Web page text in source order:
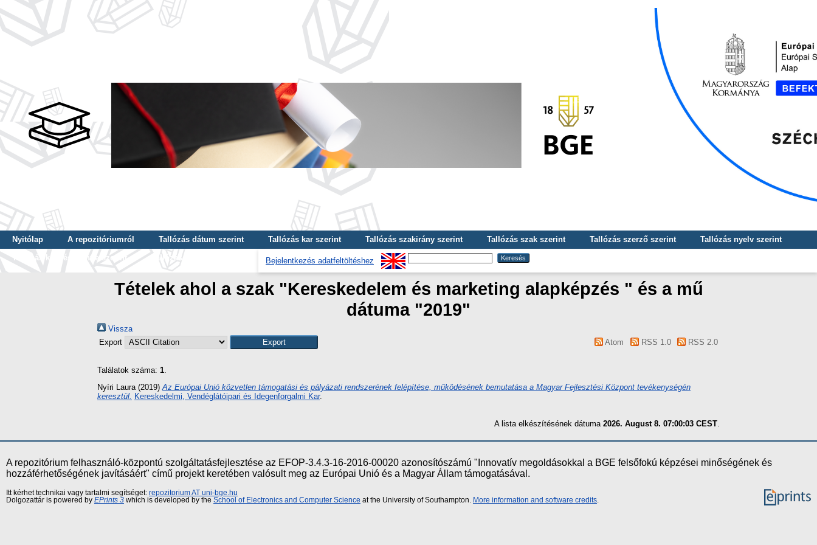
Nyitólap A repozitóriumról Tallózás dátum szerint Tallózás kar szerint Tallózás szakirány szerint Tallózás szak szerint Tallózás szerző szerint
Tallózás nyelv szerint
Tallózás képzés szintje szerint
Tallózás kulcsszó szerint Bejelentkezés adatfeltöltéshez
Tételek ahol a szak "Kereskedelem és marketing alapképzés " és a mű
dátuma "2019"
Vissza
Export
Atom RSS 1.0 RSS 2.0
Találatok száma: 1.
Nyíri Laura (2019) Az Európai Unió közvetlen támogatási és pályázati rendszerének felépítése, működésének bemutatása a Magyar Fejlesztési Központ tevékenységén
keresztül.
Kereskedelmi, Vendéglátóipari és Idegenforgalmi Kar.
A lista elkészítésének dátuma 2026. August 8. 07:00:03 CEST
A repozitórium felhasználó-központú szolgáltatásfejlesztése az EFOP-3.4.3-16-2016-00020 azonosítószámú "Innovatív megoldásokkal a BGE felsőfokú képzései minőségének és
hozzáférhetőségének javításáért" című projekt keretében valósult meg az Európai Unió és a Magyar Állam támogatásával.
Itt kérhet technikai vagy tartalmi segítséget: repozitorium AT uni-bge.hu
Dolgozattár is powered by EPrints 3 which is developed by the School of Electronics and Computer Science at the University of Southampton. More information and software credits